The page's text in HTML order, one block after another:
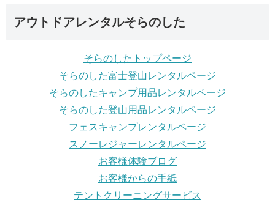
アウトドアレンタルそらのした
そらのしたトップページ
そらのした富士登山レンタルページ
そらのしたキャンプ用品レンタルページ
そらのした登山用品レンタルページ
フェスキャンプレンタルページ
スノーレジャーレンタルページ
お客様体験ブログ
お客様からの手紙
テントクリーニングサービス